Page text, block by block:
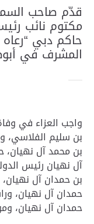
قدّم صاحب
مكتوم نائب
حاكم دبي “رعاه
المشرف في
واجب العزاء في
بن سليم الفلاسي،
بن محمد آل نهيان،
آل نهيان رئيس
بن حمدان آل
حمدان آل نهيان،
حمدان آل نهيان،